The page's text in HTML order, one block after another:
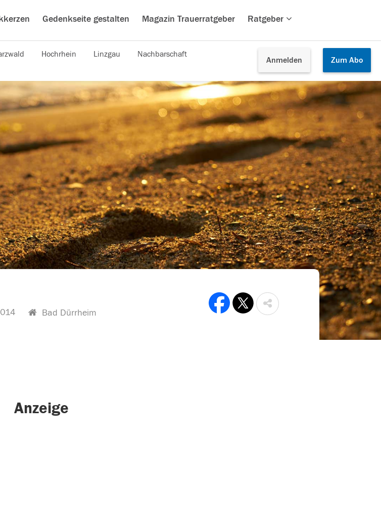
Gedenkseite gestalten Magazin Trauerratgeber Ratgeber
Anmelden Zum Abo
Hochrhein Linzgau Nachbarschaft
Bad Dürrheim
Anzeige